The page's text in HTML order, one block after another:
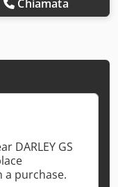
Chiamata